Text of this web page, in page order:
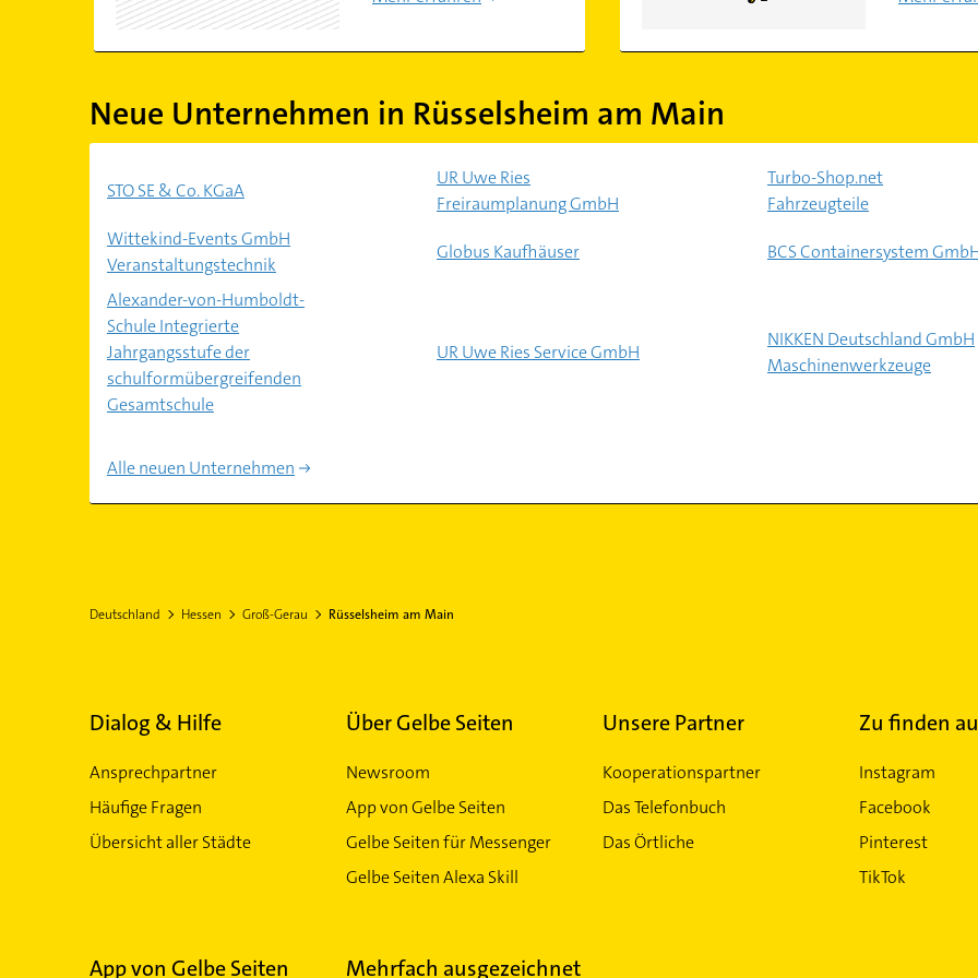
Neue Unternehmen in Rüsselsheim am Main
STO SE & Co. KGaA
UR Uwe Ries
Freiraumplanung GmbH
Turbo-Shop.net
Fahrzeugteile
Wittekind-Events GmbH
Veranstaltungstechnik
Globus Kaufhäuser BCS Containersystem
Alexander-von-Humboldt-
Schule Integrierte
Jahrgangsstufe der
schulformübergreifenden
Gesamtschule
UR Uwe Ries Service GmbH
NIKKEN Deutschland GmbH
Maschinenwerkzeuge
Alle neuen Unternehmen
Deutschland Hessen Groß-Gerau Rüsselsheim am Main
Dialog & Hilfe
Ansprechpartner
Häufige Fragen
Übersicht aller Städte
Über Gelbe Seiten
Newsroom
App von Gelbe Seiten
Gelbe Seiten für Messenger
Gelbe Seiten Alexa Skill
Unsere Partner
Kooperationspartner
Das Telefonbuch
Das Örtliche
Zu finden
Instagram
Facebook
Pinterest
TikTok
App von Gelbe Seiten Mehrfach ausgezeichnet